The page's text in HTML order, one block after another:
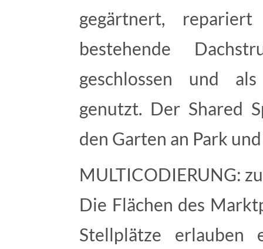
gegärtnert,
bestehende
geschlossen und
genutzt. Der Shared
den Garten an Park
MULTICODIERUNG:
Die Flächen des
Stellplätze erlauben